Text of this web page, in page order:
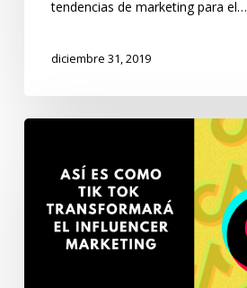
tendencias de marketing para el…
diciembre 31, 2019